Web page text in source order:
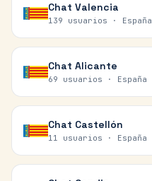
Chat Valencia
139 usuarios · España
Chat Alicante
69 usuarios · España
Chat Castellón
11 usuarios · España